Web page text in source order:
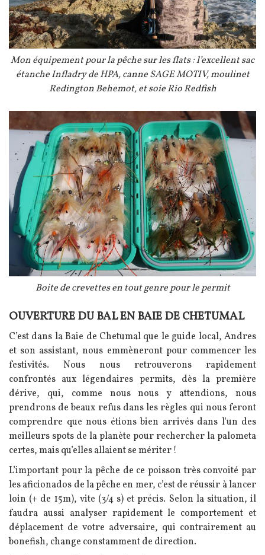
Légende
Mon équipement pour la pêche sur les flats : l’excellent sac
étanche Infladry de HPA, canne SAGE MOTIV, moulinet
Redington Behemot, et soie Rio Redfish
Image
LégendeBoite de crevettes en tout genre pour le permit
Texte
OUVERTURE DU BAL EN BAIE DE CHETUMAL
C’est dans la Baie de Chetumal que le guide local, Andres
et son assistant, nous emmèneront pour commencer les
festivités. Nous nous retrouverons rapidement
confrontés aux légendaires permits, dès la première
dérive, qui, comme nous nous y attendions, nous
prendrons de beaux refus dans les règles qui nous feront
comprendre que nous étions bien arrivés dans l'un des
meilleurs spots de la planète pour rechercher la palometa
certes, mais qu’elles allaient se mériter !
L’important pour la pêche de ce poisson très convoité par
les aficionados de la pêche en mer, c’est de réussir à lancer
loin (+ de 15m), vite (3/4 s) et précis. Selon la situation, il
faudra aussi analyser rapidement le comportement et
déplacement de votre adversaire, qui contrairement au
bonefish, change constamment de direction.